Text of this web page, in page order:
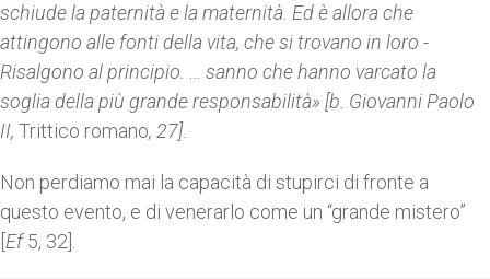
schiude la paternità e la maternità. Ed è allora che
attingono alle fonti della vita, che si trovano in loro -
Risalgono al principio. … sanno che hanno varcato la
soglia della più grande responsabilità» [b. Giovanni Paolo
II, Trittico romano, 27].
Non perdiamo mai la capacità di stupirci di fronte a
questo evento, e di venerarlo come un “grande mistero”
Ef5, 32].